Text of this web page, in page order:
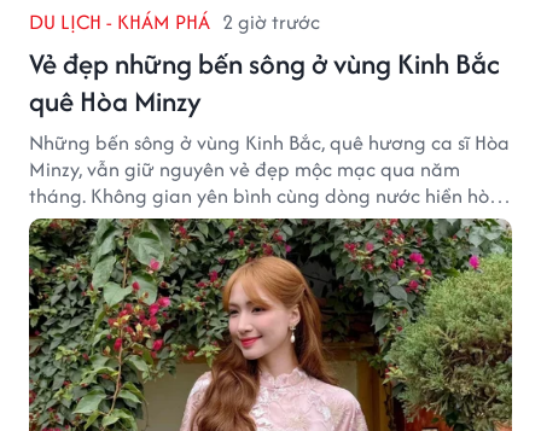
DU LỊCH - KHÁM PHÁ 2 giờ trước
Vẻ đẹp những bến sông ở vùng Kinh Bắc
quê Hòa Minzy
Những bến sông ở vùng Kinh Bắc, quê hương ca sĩ Hòa
Minzy, vẫn giữ nguyên vẻ đẹp mộc mạc qua năm
tháng. Không gian yên bình cùng dòng nước hiền hòa
tạo nên một góc Bắc Ninh rất đáng để khám phá.